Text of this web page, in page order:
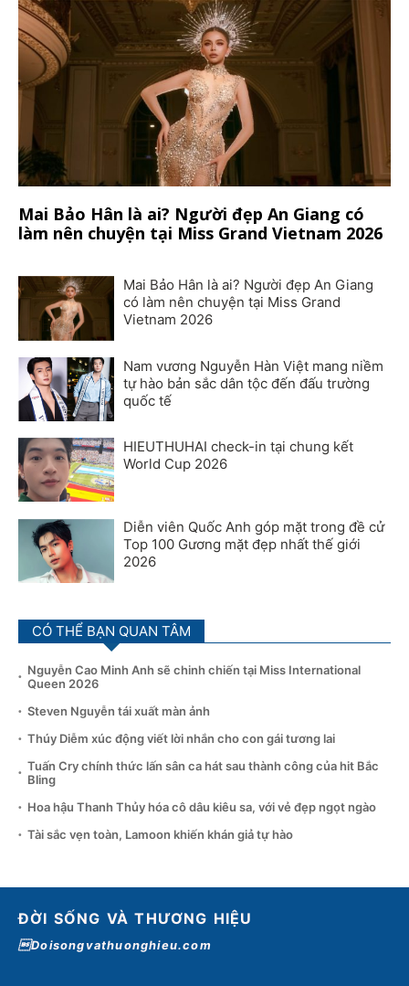
Mai Bảo Hân là ai? Người đẹp An Giang có
làm nên chuyện tại Miss Grand Vietnam 2026
Mai Bảo Hân là ai? Người đẹp An Giang
có làm nên chuyện tại Miss Grand
Vietnam 2026
Nam vương Nguyễn Hàn Việt mang niềm
tự hào bản sắc dân tộc đến đấu trường
quốc tế
HIEUTHUHAI check-in tại chung kết
World Cup 2026
Diễn viên Quốc Anh góp mặt trong đề cử
Top 100 Gương mặt đẹp nhất thế giới
2026
CÓ THỂ BẠN QUAN TÂM
Nguyễn Cao Minh Anh sẽ chinh chiến tại Miss International
Queen 2026
Steven Nguyễn tái xuất màn ảnh
Thúy Diễm xúc động viết lời nhắn cho con gái tương lai
Tuấn Cry chính thức lấn sân ca hát sau thành công của hit Bắc
Bling
Hoa hậu Thanh Thủy hóa cô dâu kiêu sa, với vẻ đẹp ngọt ngào
Tài sắc vẹn toàn, Lamoon khiến khán giả tự hào
ĐỜI SỐNG VÀ THƯƠNG HIỆU
Doisongvathuonghieu.com